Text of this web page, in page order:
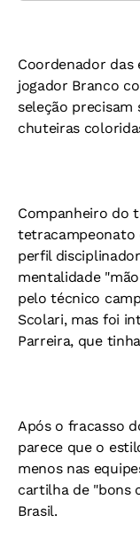
Coordenador das
jogador Branco
seleção precisam
chuteiras
Companheiro do
tetracampeonato
perfil
mentalidade
pelo técnico
Scolari, mas foi
Parreira, que
Após o fracasso
parece que o
menos nas
cartilha de "bons
Brasil.